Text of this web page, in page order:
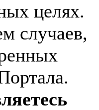
целях.
случаев,